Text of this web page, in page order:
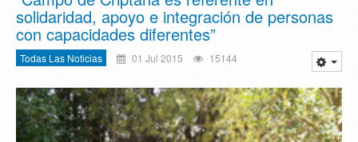
solidaridad, apoyo e integración de personas
con capacidades diferentes”
Todas Las Noticias 01 Jul 2015 15144